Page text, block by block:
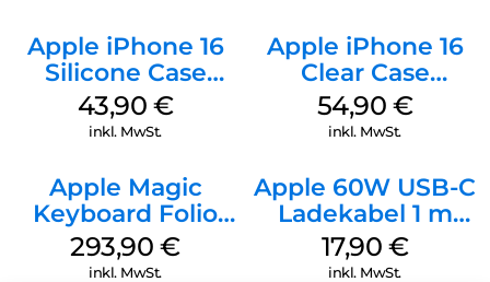
Apple iPhone 16
Silicone Case
MagSafe Plum
43,90 €
inkl. MwSt.
Apple iPhone 16
Clear Case
MagSafe
Transparent
54,90 €
inkl. MwSt.
Apple Magic
Keyboard Folio
iPad 10.9″ (10.Gen.)
Weiß
293,90€
inkl. MwSt.
Apple 60W USB-C
Ladekabel 1 m
Weiß
17,90 €
inkl. MwSt.